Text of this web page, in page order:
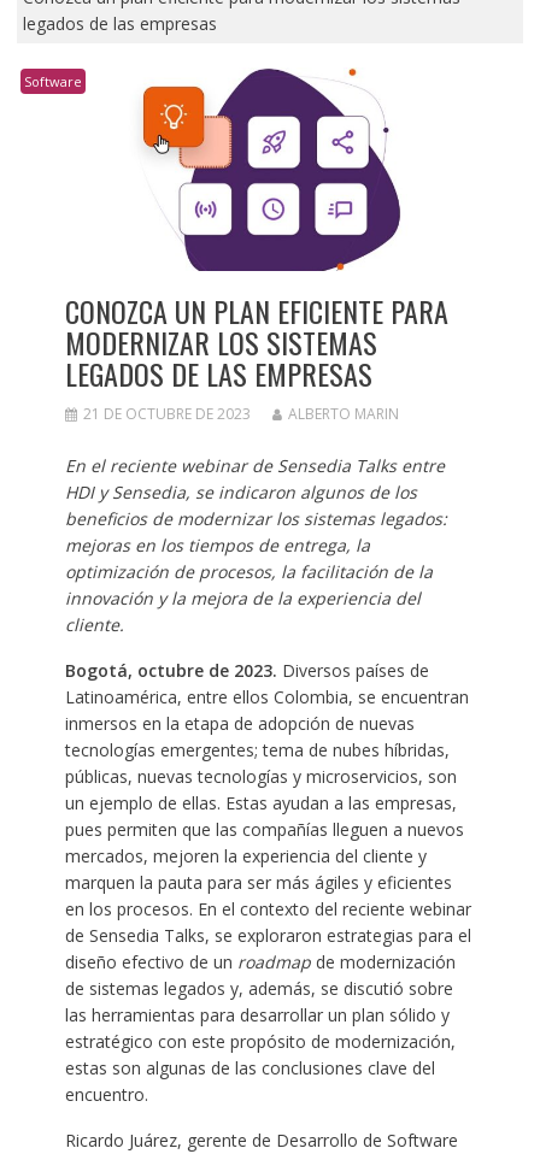
legados de las empresas
Software
CONOZCA UN PLAN EFICIENTE PARA
MODERNIZAR LOS SISTEMAS
LEGADOS DE LAS EMPRESAS
21 DE OCTUBRE DE 2023 ALBERTO MARIN
En el reciente webinar de Sensedia Talks entre
HDI y Sensedia, se indicaron algunos de los
beneficios de modernizar los sistemas legados:
mejoras en los tiempos de entrega, la
optimización de procesos, la facilitación de la
innovación y la mejora de la experiencia del
cliente.
Bogotá, octubre de 2023. Diversos países de
Latinoamérica, entre ellos Colombia, se encuentran
inmersos en la etapa de adopción de nuevas
tecnologías emergentes; tema de nubes híbridas,
públicas, nuevas tecnologías y microservicios, son
un ejemplo de ellas. Estas ayudan a las empresas,
pues permiten que las compañías lleguen a nuevos
mercados, mejoren la experiencia del cliente y
marquen la pauta para ser más ágiles y eficientes
en los procesos. En el contexto del reciente webinar
de Sensedia Talks, se exploraron estrategias para el
diseño efectivo de un roadmapde modernización
de sistemas legados y, además, se discutió sobre
las herramientas para desarrollar un plan sólido y
estratégico con este propósito de modernización,
estas son algunas de las conclusiones clave del
encuentro.
Ricardo Juárez, gerente de Desarrollo de Software